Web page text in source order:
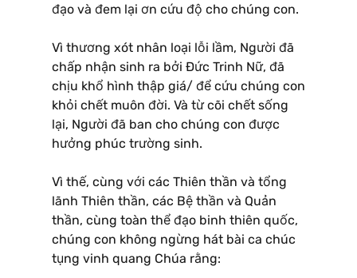
đạo và đem lại ơn cứu độ cho chúng con.
Vì thương xót nhân loại lỗi lầm, Người đã
chấp nhận sinh ra bởi Ðức Trinh Nữ, đã
chịu khổ hình thập giá/ để cứu chúng con
khỏi chết muôn đời. Và từ cõi chết sống
lại, Người đã ban cho chúng con được
hưởng phúc trường sinh.
Vì thế, cùng với các Thiên thần và tổng
lãnh Thiên thần, các Bệ thần và Quản
thần, cùng toàn thể đạo binh thiên quốc,
chúng con không ngừng hát bài ca chúc
tụng vinh quang Chúa rằng: